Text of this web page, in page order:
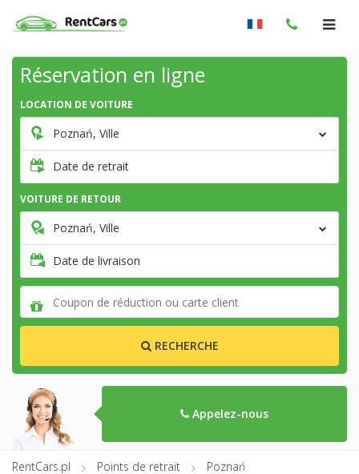
Réservation en ligne
LOCATION DE VOITURE
Poznań, Ville
Date de retrait
VOITURE DE RETOUR
Poznań, Ville
Date de livraison
RECHERCHE
Appelez-nous
RentCars.pl Points de retrait Poznań